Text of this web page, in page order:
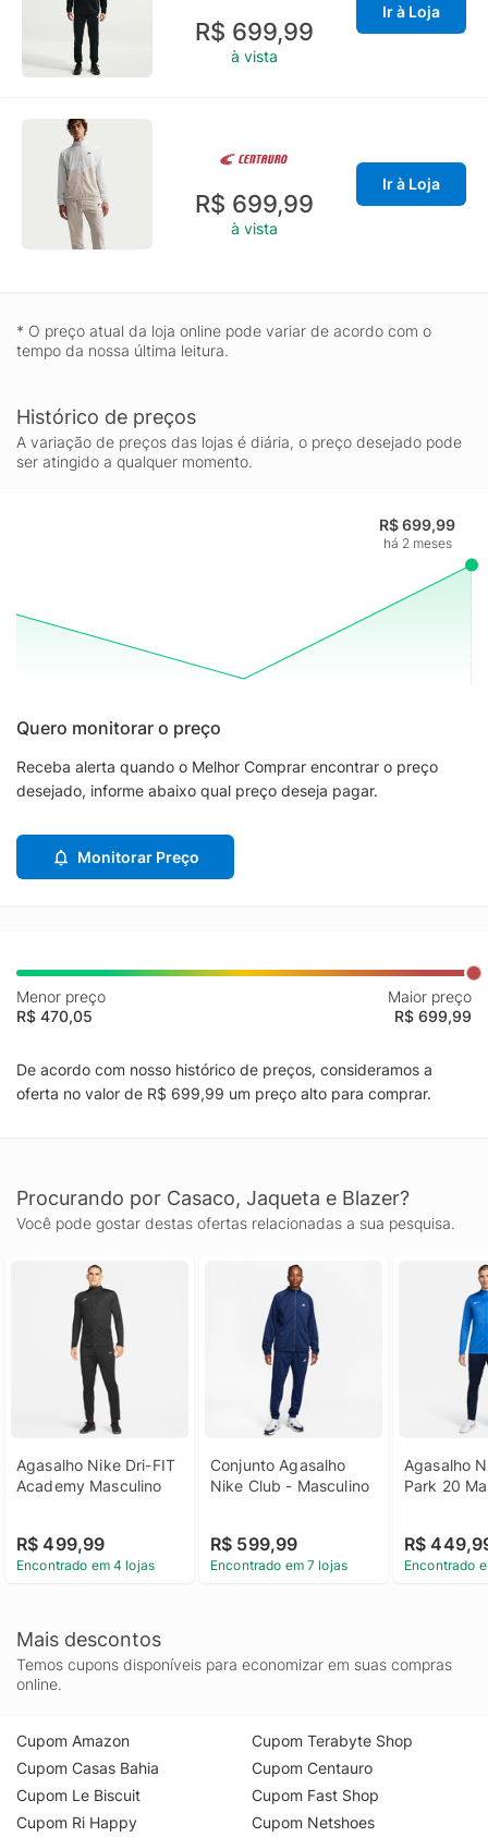
R$ 699,99
à vista
Ir à Loja
R$ 699,99
à vista
Ir à Loja
* O preço atual da loja online pode variar de acordo com o
tempo da nossa última leitura.
Histórico de preços
A variação de preços das lojas é diária, o preço desejado pode
ser atingido a qualquer momento.
R$ 699,99
há 2 meses
Quero monitorar o preço
Receba alerta quando o Melhor Comprar encontrar o preço
desejado, informe abaixo qual preço deseja pagar.
Monitorar Preço
Menor preço
R$ 470,05
Maior preço
R$ 699,99
De acordo com nosso histórico de preços, consideramos a
oferta no valor de R$ 699,99 um preço alto para comprar.
Procurando por Casaco, Jaqueta e Blazer?
Você pode gostar destas ofertas relacionadas a sua pesquisa.
Agasalho Nike Dri-FIT
Academy Masculino
R$ 499,99
Encontrado em 4 lojas
Conjunto Agasalho
Nike Club - Masculino
R$ 599,99
Encontrado em 7 lojas
Agasalho
Park 20
R$
Encontrado
Mais descontos
Temos cupons disponíveis para economizar em suas compras
online.
Cupom Amazon
Cupom Casas Bahia
Cupom Le Biscuit
Cupom Ri Happy
Cupom Terabyte Shop
Cupom Centauro
Cupom Fast Shop
Cupom Netshoes